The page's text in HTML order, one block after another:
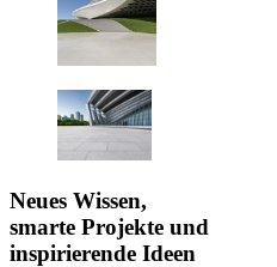
Neues Wissen,
smarte Projekte und
inspirierende Ideen